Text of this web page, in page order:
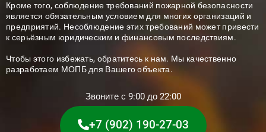
Кроме того, соблюдение требований пожарной безопасности
является обязательным условием для многих организаций и
предприятий. Несоблюдение этих требований может привести
к серьёзным юридическим и финансовым последствиям.
Чтобы этого избежать, обратитесь к нам. Мы качественно
разработаем МОПБ для Вашего объекта.
Звоните с 9:00 до 22:00
+7 (902) 190-27-03